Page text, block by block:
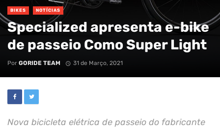
BIKES NOTÍCIAS
Specialized apresenta e-bike
de passeio Como Super Light
Por GORIDE TEAM 31 de Março, 2021
Nova bicicleta elétrica de passeio do fabricante